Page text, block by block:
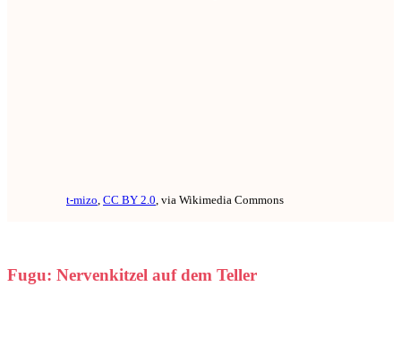
t-mizo CC BY 2.0 , via Wikimedia Commons
Fugu: Nervenkitzel auf dem Teller